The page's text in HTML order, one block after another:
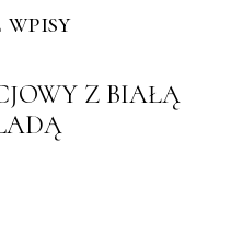
wpisy
Z BIAŁĄ